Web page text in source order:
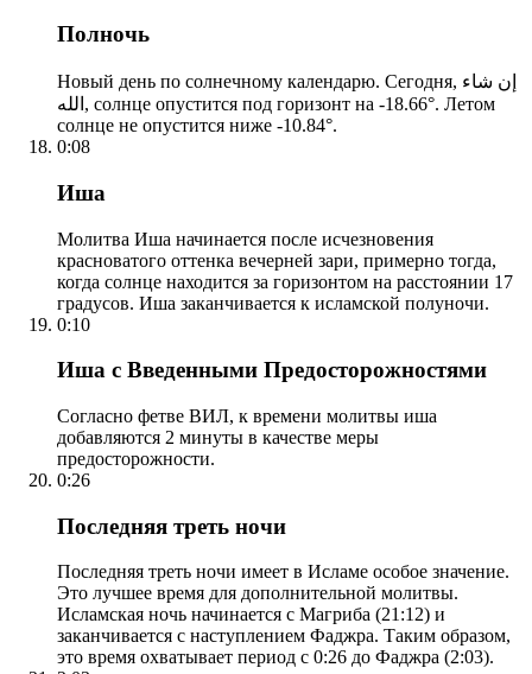
Полночь
Новый день по солнечному календарю. Сегодня, إن شاء
الله, солнце опустится под горизонт на -18.66°. Летом
солнце не опустится ниже -10.84°.
0:08
Иша
Молитва Иша начинается после исчезновения
красноватого оттенка вечерней зари, примерно тогда,
когда солнце находится за горизонтом на расстоянии 17
градусов. Иша заканчивается к исламской полуночи.
0:10
Иша с Введенными Предосторожностями
Согласно фетве ВИЛ, к времени молитвы иша
добавляются 2 минуты в качестве меры
предосторожности.
0:26
Последняя треть ночи
Последняя треть ночи имеет в Исламе особое значение.
Это лучшее время для дополнительной молитвы.
Исламская ночь начинается с Магриба (21:12) и
заканчивается с наступлением Фаджра. Таким образом,
это время охватывает период с 0:26 до Фаджра (2:03).